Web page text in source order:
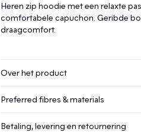
Heren zip hoodie met een relaxte
comfortabele capuchon. Geribde
draagcomfort.
Over het product
Preferred fibres & materials
Betaling, levering en retournering